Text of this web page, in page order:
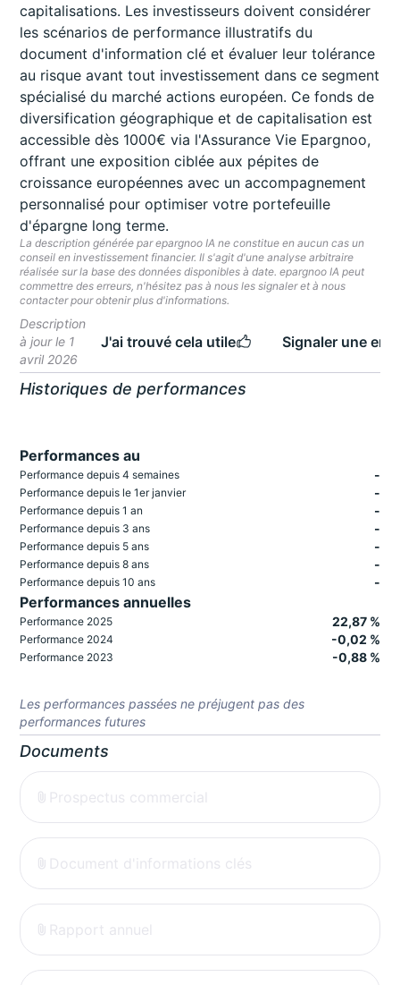
capitalisations. Les investisseurs doivent considérer
les scénarios de performance illustratifs du
document d'information clé et évaluer leur tolérance
au risque avant tout investissement dans ce segment
spécialisé du marché actions européen. Ce fonds de
diversification géographique et de capitalisation est
accessible dès 1000€ via l'Assurance Vie Epargnoo,
offrant une exposition ciblée aux pépites de
croissance européennes avec un accompagnement
personnalisé pour optimiser votre portefeuille
d'épargne long terme.
La description générée par epargnoo IA ne constitue en aucun cas un
conseil en investissement financier. Il s'agit d'une analyse arbitraire
réalisée sur la base des données disponibles à date. epargnoo IA peut
commettre des erreurs, n'hésitez pas à nous les signaler et à nous
contacter pour obtenir plus d'informations.
Description
à jour le 1
avril 2026
J'ai trouvé cela utile Signaler une
Historiques de performances
Performances au
Performance depuis 4 semaines -
Performance depuis le 1er janvier -
Performance depuis 1 an -
Performance depuis 3 ans -
Performance depuis 5 ans -
Performance depuis 8 ans -
Performance depuis 10 ans -
Performances annuelles
Performance 2025 22,87 %
Performance 2024 -0,02 %
Performance 2023 -0,88 %
Les performances passées ne préjugent pas des
performances futures
Documents
Prospectus commercial
Document d'informations clés
Rapport annuel